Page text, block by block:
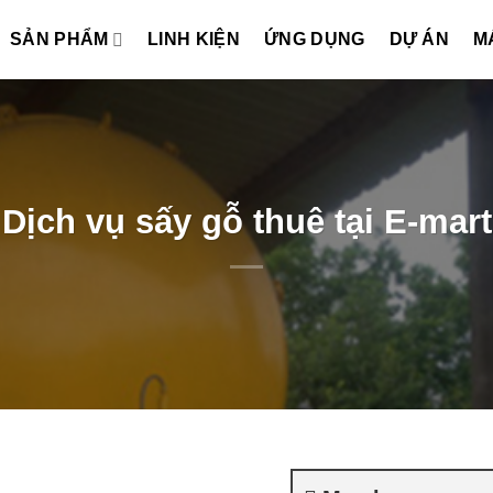
SẢN PHẨM LINH KIỆN ỨNG DỤNG DỰ ÁN
Dịch vụ sấy gỗ thuê tại E-mart